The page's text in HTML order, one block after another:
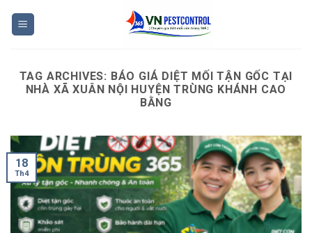
TAG ARCHIVES: BÁO GIÁ DIỆT MỐI TẬN GỐC TẠI
NHÀ XÃ XUÂN NỘI HUYỆN TRÙNG KHÁNH CAO
BẰNG
18
Th4